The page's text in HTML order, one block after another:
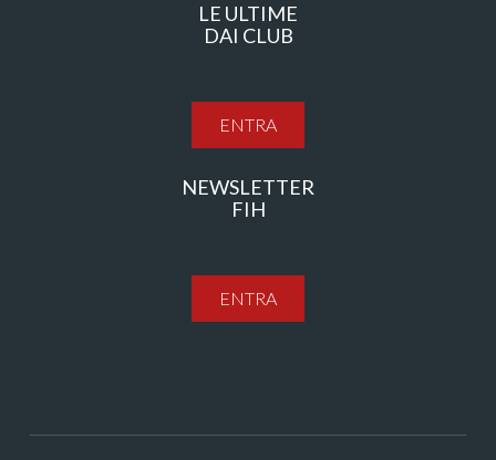
LE ULTIME
DAI CLUB
ENTRA
NEWSLETTER
FIH
ENTRA